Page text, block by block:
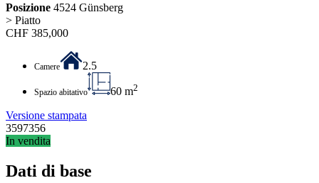
Posizione 4524 Günsberg
> Piatto
CHF 385,000
Camere 2.5
Spazio abitativo 60 m2
Versione stampata
3597356
In vendita
Dati di base